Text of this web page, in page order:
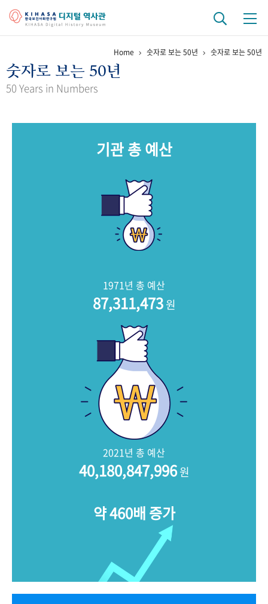
걸어온 길 기관 변천사 역대 기관장
키워드로 보는 연구 역사
문서 기록물 행정박물
Home 숫자로 보는 50년 숫자로 보는 50년
숫자로 보는 50년
50 Years in Numbers
기관 총 예산
1971년 총 예산
87,311,473원
2021년 총 예산
40,180,847,996원
약 460배 증가